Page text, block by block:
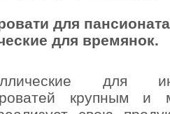
для
для времянок.
для
крупным и